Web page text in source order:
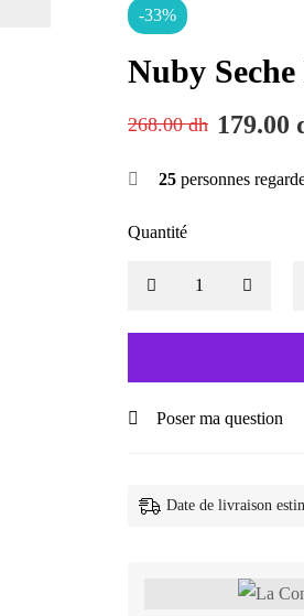
-33%
Nuby
268.00dh 179.00
25 personnes
Quantité
Poser ma question
Date de livraison